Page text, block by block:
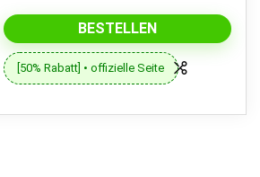
BESTELLEN
[50% Rabatt] • offizielle Seite